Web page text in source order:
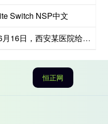
Switch NSP中文
长安配资 1982年6月16日，西安某医院给一位四十多岁男人做遗体解剖。医生发
恒正网